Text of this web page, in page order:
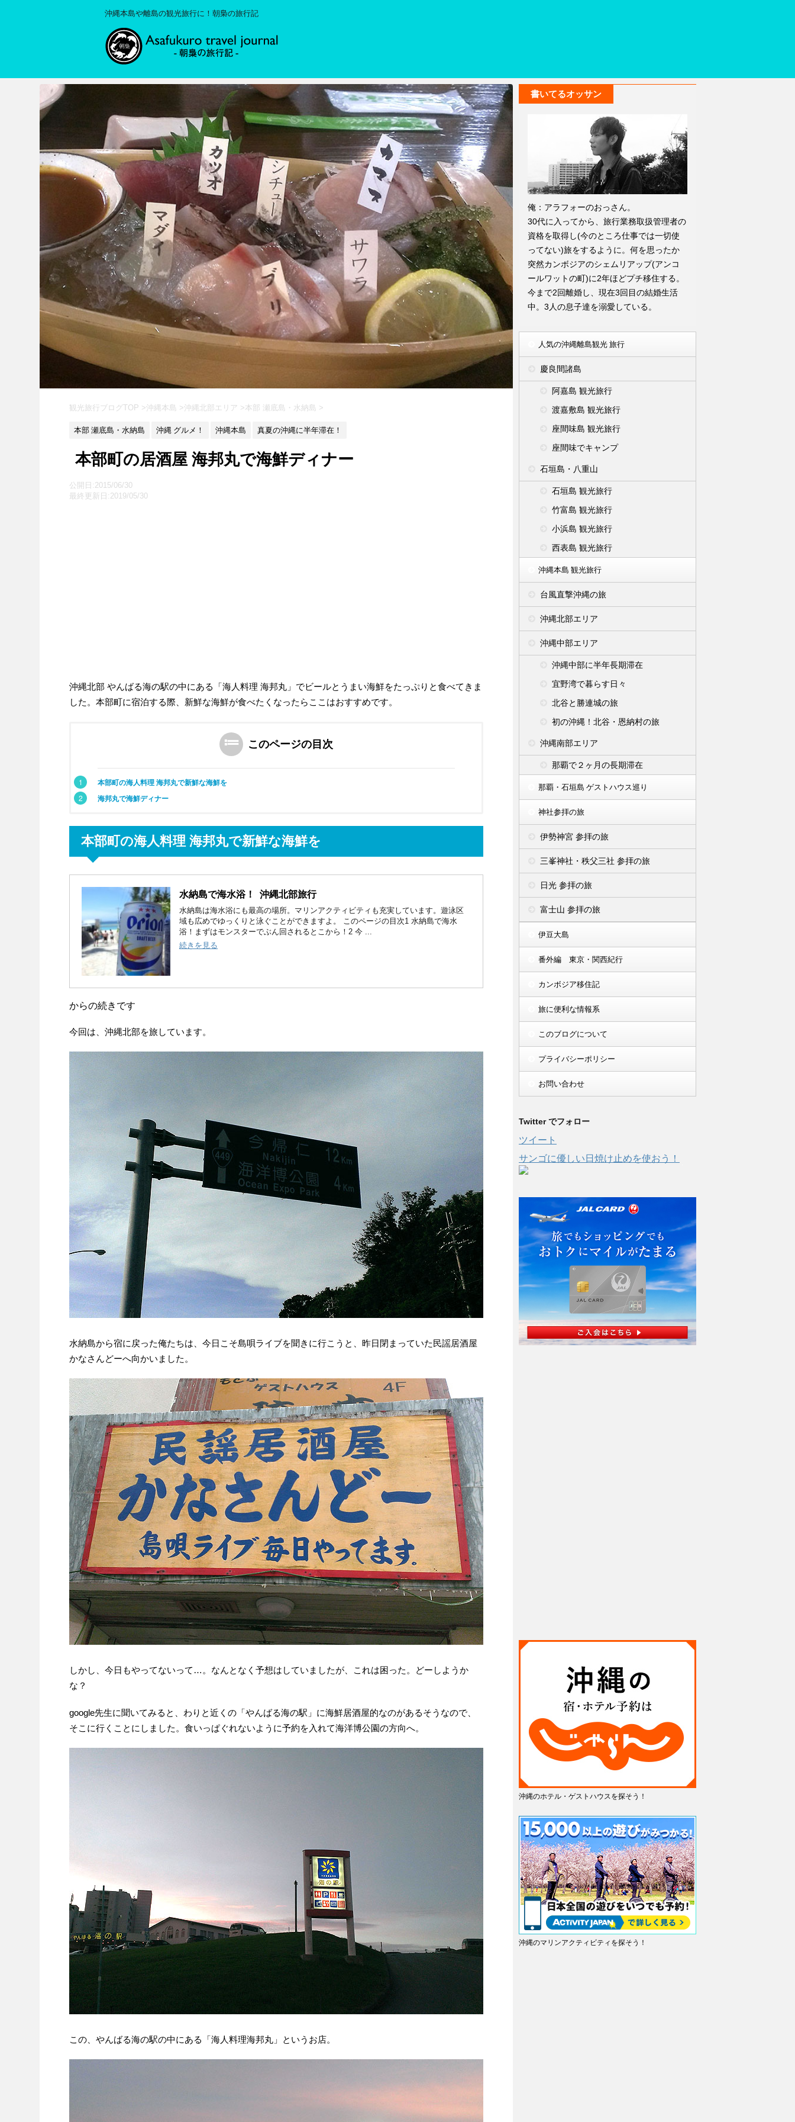
沖縄本島や離島の観光旅行に！朝梟の旅行記
観光旅行ブログTOP >沖縄本島 >沖縄北部エリア >本部 瀬底島・水納島 >
本部 瀬底島・水納島 沖縄 グルメ！ 沖縄本島 真夏の沖縄に半年滞在！
本部町の居酒屋 海邦丸で海鮮ディナー
公開日:2015/06/30
最終更新日:2019/05/30
沖縄北部 やんばる海の駅の中にある「海人料理 海邦丸」でビールとうまい海鮮をたっぷりと食べてきま
した。本部町に宿泊する際、新鮮な海鮮が食べたくなったらここはおすすめです。
このページの目次
1 本部町の海人料理 海邦丸で新鮮な海鮮を
2 海邦丸で海鮮ディナー
本部町の海人料理 海邦丸で新鮮な海鮮を
水納島で海水浴！ 沖縄北部旅行
水納島は海水浴にも最高の場所。マリンアクティビティも充実しています。遊泳区
域も広めでゆっくりと泳ぐことができますよ。 このページの目次1 水納島で海水
浴！まずはモンスターでぶん回されるとこから！2 今 ...
続きを見る
からの続きです
今回は、沖縄北部を旅しています。
水納島から宿に戻った俺たちは、今日こそ島唄ライブを聞きに行こうと、昨日閉まっていた民謡居酒屋
かなさんどーへ向かいました。
しかし、今日もやってないって…。なんとなく予想はしていましたが、これは困った。どーしようか
な？
google先生に聞いてみると、わりと近くの「やんばる海の駅」に海鮮居酒屋的なのがあるそうなので、
そこに行くことにしました。食いっぱぐれないように予約を入れて海洋博公園の方向へ。
この、やんばる海の駅の中にある「海人料理海邦丸」というお店。
書いてるオッサン
俺：アラフォーのおっさん。
30代に入ってから、旅行業務取扱管理者の
資格を取得し(今のところ仕事では一切使
ってない)旅をするように。何を思ったか
突然カンボジアのシェムリアップ(アンコ
ールワットの町)に2年ほどプチ移住する。
今まで2回離婚し、現在3回目の結婚生活
中。3人の息子達を溺愛している。
人気の沖縄離島観光 旅行
慶良間諸島
阿嘉島 観光旅行
渡嘉敷島 観光旅行
座間味島 観光旅行
座間味でキャンプ
石垣島・八重山
石垣島 観光旅行
竹富島 観光旅行
小浜島 観光旅行
西表島 観光旅行
沖縄本島 観光旅行
台風直撃沖縄の旅
沖縄北部エリア
沖縄中部エリア
沖縄中部に半年長期滞在
宜野湾で暮らす日々
北谷と勝連城の旅
初の沖縄！北谷・恩納村の旅
沖縄南部エリア
那覇で２ヶ月の長期滞在
那覇・石垣島 ゲストハウス巡り
神社参拝の旅
伊勢神宮 参拝の旅
三峯神社・秩父三社 参拝の旅
日光 参拝の旅
富士山 参拝の旅
伊豆大島
番外編 東京・関西紀行
カンボジア移住記
旅に便利な情報系
このブログについて
プライバシーポリシー
お問い合わせ
Twitter でフォロー
ツイート
サンゴに優しい日焼け止めを使おう！
沖縄のホテル・ゲストハウスを探そう！
沖縄のマリンアクティビティを探そう！